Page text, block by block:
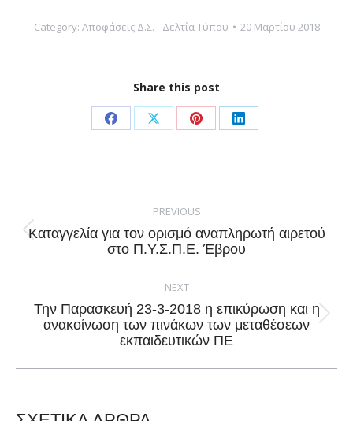
Category: Αποφάσεις Δ.Σ. - Δελτία Τύπου 20 Μαρτίου 2018
Share this post
Share
Facebook
Share
X
Share
Pinterest
Share
LinkedIn
navigation
PREVIOUS
Previous
Καταγγελία για τον ορισμό αναπληρωτή αιρετού
στο Π.Υ.Σ.Π.Ε. Έβρου
NEXT
Next
post:
Την Παρασκευή 23-3-2018 η επικύρωση και η
ανακοίνωση των πινάκων των μεταθέσεων
εκπαιδευτικών ΠΕ